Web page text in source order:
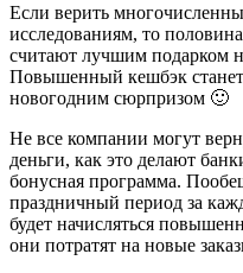
Если верить
исследованиям, то
считают лучшим подарком
Повышенный кешбэк
новогодним сюрпризом 🙂
Не все компании могут
деньги, как это делают
бонусная программа.
праздничный период за
будет начисляться
они потратят на новые